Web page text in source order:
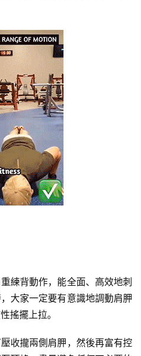
練背動作，能全面、高效地刺
大家一定要有意識地調動肩胛
搖擺上拉。
收攏兩側肩胛，然後再富有控